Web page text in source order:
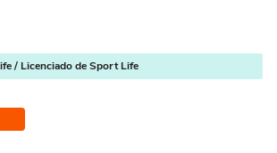
/ Licenciado de Sport Life